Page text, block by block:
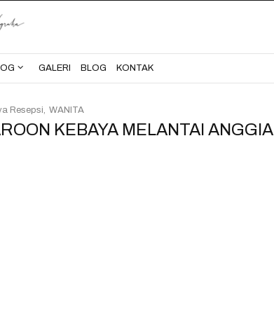
GALERI BLOG KONTAK
KEBAYA MELANTAI ANGGIA
Resepsi WANITA